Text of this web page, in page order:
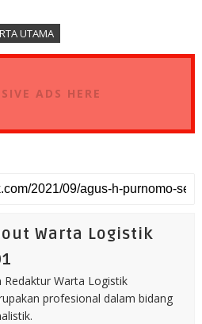
UTAMA
ADS HERE
Warta Logistik
Redaktur Warta Logistik
profesional dalam bidang